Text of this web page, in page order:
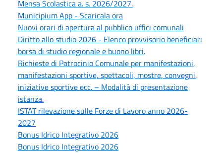
Mensa Scolastica a. s. 2026/2027.
Municipium App - Scaricala ora
Nuovi orari di apertura al pubblico uffici comunali
Diritto allo studio 2026 - Elenco provvisorio beneficiari
borsa di studio regionale e buono libri.
Richieste di Patrocinio Comunale per manifestazioni,
manifestazioni sportive, spettacoli, mostre, convegni,
iniziative sportive ecc. – Modalità di presentazione
istanza.
ISTAT rilevazione sulle Forze di Lavoro anno 2026-
2027
Bonus Idrico Integrativo 2026
Bonus Idrico Integrativo 2026